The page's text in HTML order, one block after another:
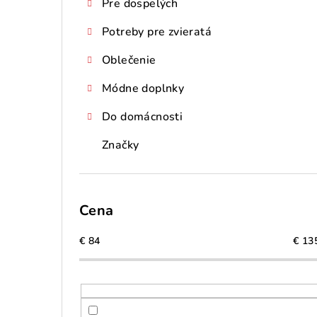
Pre dospelých
Potreby pre zvieratá
Oblečenie
Módne doplnky
Do domácnosti
Značky
Cena
€ 84 €